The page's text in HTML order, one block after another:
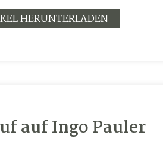
HERUNTERLADEN
auf Ingo Pauler